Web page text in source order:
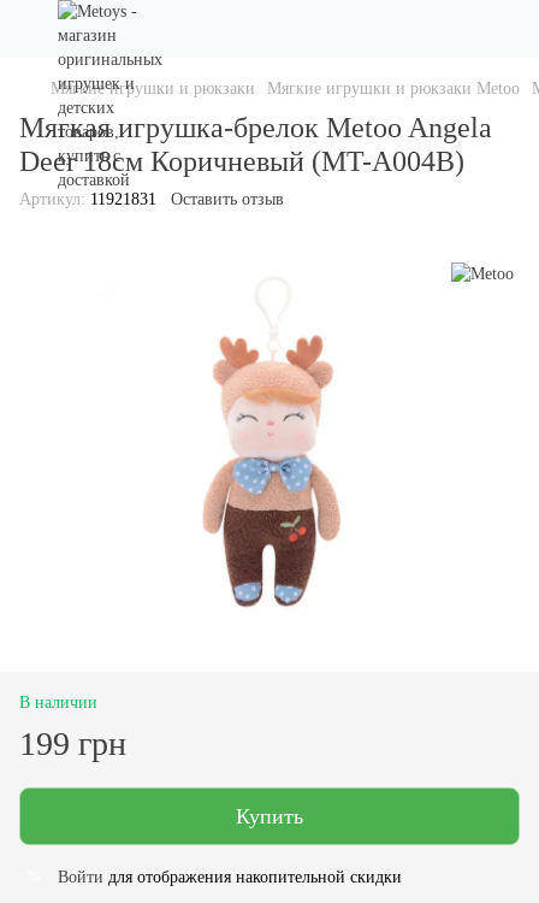
Мягкие игрушки и рюкзаки Мягкие игрушки и рюкзаки Metoo
Мягкая игрушка-брелок Metoo Angela
Deer 18см Коричневый (MT-A004B)
Артикул: 11921831 Оставить отзыв
В наличии
199 грн
Купить
Войти для отображения накопительной скидки